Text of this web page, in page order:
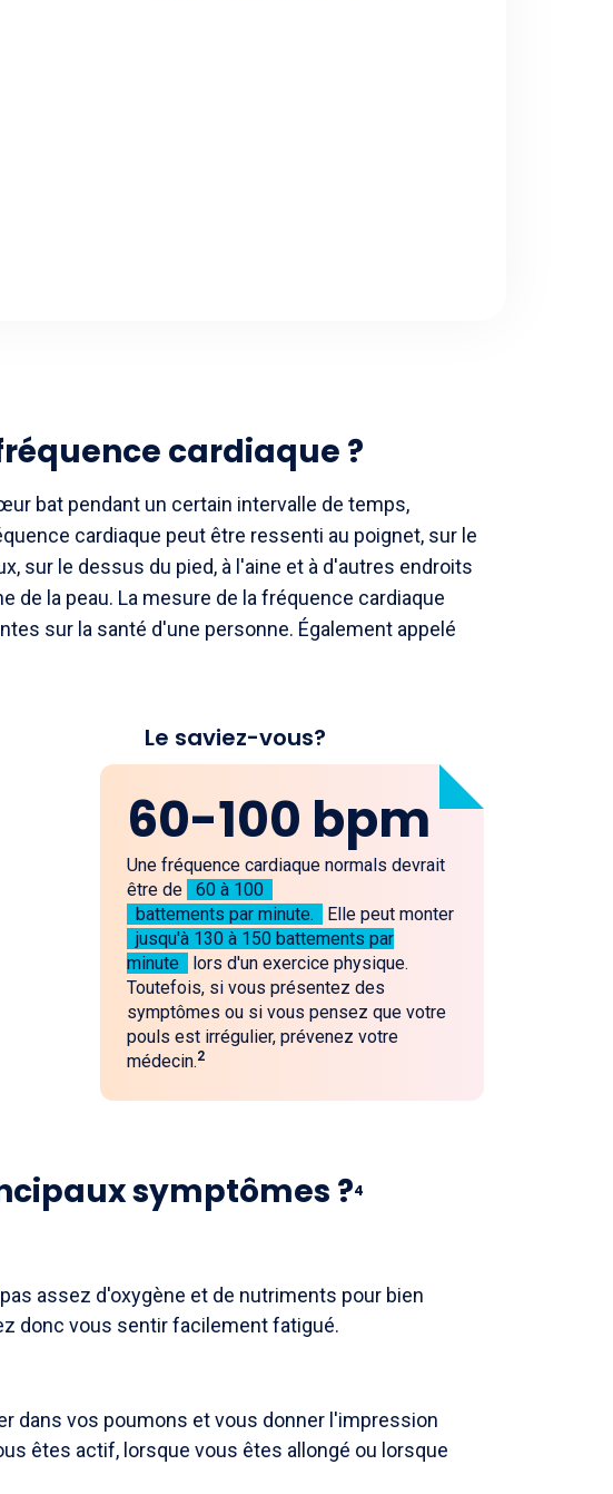
cardiaque ?
bat pendant un certain intervalle de temps,
cardiaque peut être ressenti au poignet, sur le
sur le dessus du pied, à l'aine et à d'autres endroits
de la peau. La mesure de la fréquence cardiaque
sur la santé d'une personne. Également appelé
Le saviez-vous?
60-100 bpm
Une fréquence cardiaque normals devrait
être de
60 à 100
battements par minute.
Elle peut monter
jusqu'à 130 à 150 battements par
minute
lors d'un exercice physique.
Toutefois, si vous présentez des
symptômes ou si vous pensez que votre
pouls est irrégulier, prévenez votre
médecin.2
symptômes ?4
assez d'oxygène et de nutriments pour bien
donc vous sentir facilement fatigué.
dans vos poumons et vous donner l'impression
êtes actif, lorsque vous êtes allongé ou lorsque